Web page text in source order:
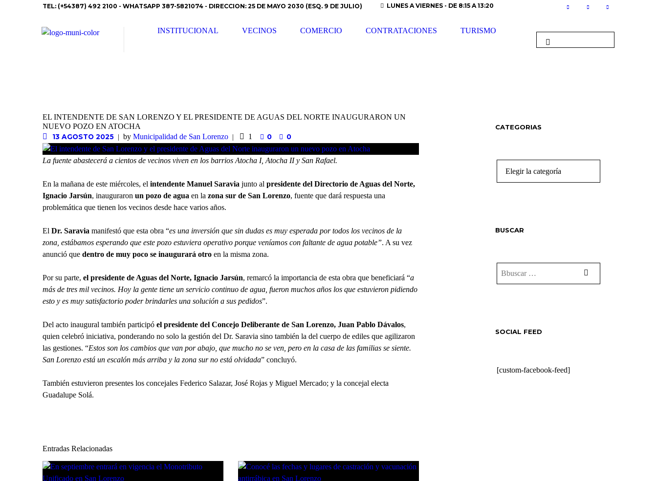
TEL: (+54387) 492 2100 - WHATSAPP 387-5821074 - DIRECCION: 25 DE MAYO 2030 (ESQ. 9 DE JULIO) LUNES A VIERNES - DE 8:15 A 13:20
INSTITUCIONAL VECINOS COMERCIO CONTRATACIONES TURISMO
EL INTENDENTE DE SAN LORENZO Y EL PRESIDENTE DE AGUAS DEL NORTE INAUGURARON UN
NUEVO POZO EN ATOCHA
13 AGOSTO 2025 by Municipalidad de San Lorenzo 1 0 0
La fuente abastecerá a cientos de vecinos viven en los barrios Atocha I, Atocha II y San Rafael.
En la mañana de este miércoles, el intendente Manuel Saravia junto al presidente del Directorio de Aguas del Norte,
Ignacio Jarsún, inauguraron un pozo de agua en la zona sur de San Lorenzo, fuente que dará respuesta una
problemática que tienen los vecinos desde hace varios años.
El Dr. Saravia manifestó que esta obra “es una inversión que sin dudas es muy esperada por todos los vecinos de la
zona, estábamos esperando que este pozo estuviera operativo porque veníamos con faltante de agua potable”. A su vez
anunció que dentro de muy poco se inaugurará otro en la misma zona.
Por su parte, el presidente de Aguas del Norte, Ignacio Jarsún, remarcó la importancia de esta obra que beneficiará “a
más de tres mil vecinos. Hoy la gente tiene un servicio continuo de agua, fueron muchos años los que estuvieron pidiendo
esto y es muy satisfactorio poder brindarles una solución a sus pedidos”.
Del acto inaugural también participó el presidente del Concejo Deliberante de San Lorenzo, Juan Pablo Dávalos,
quien celebró iniciativa, ponderando no solo la gestión del Dr. Saravia sino también la del cuerpo de ediles que agilizaron
las gestiones. “Estos son los cambios que van por abajo, que mucho no se ven, pero en la casa de las familias se siente.
San Lorenzo está un escalón más arriba y la zona sur no está olvidada” concluyó.
También estuvieron presentes los concejales Federico Salazar, José Rojas y Miguel Mercado; y la concejal electa
Guadalupe Solá.
Entradas Relacionadas
CATEGORIAS
BUSCAR
SOCIAL FEED
[custom-facebook-feed]